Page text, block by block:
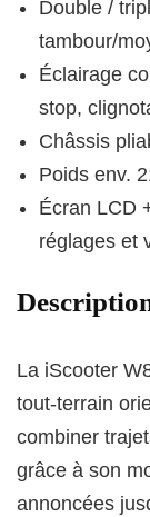
Double /
tambour/
Éclairage
stop,
Châssis
Poids env.
Écran LCD
réglages et
La iScooter
tout‑terrain
combiner
grâce à son
annoncées